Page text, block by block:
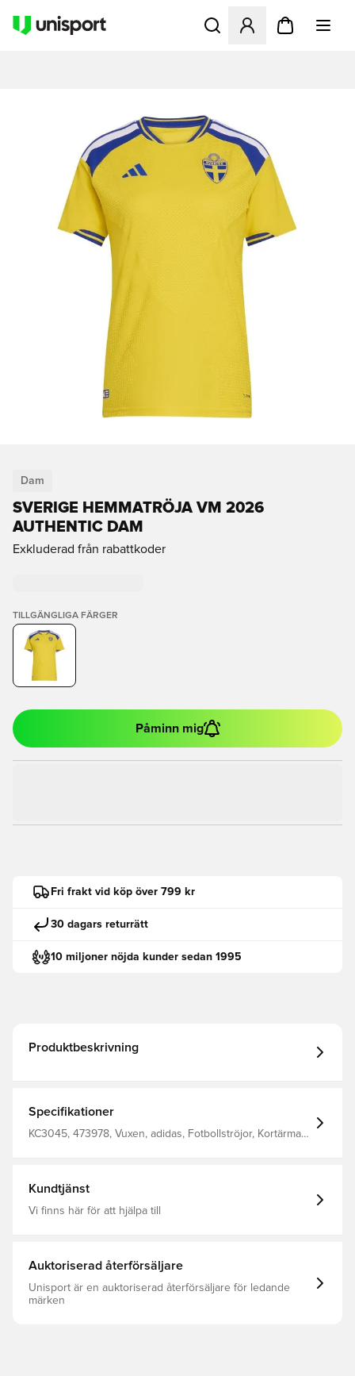
Öppnar en Modal för att
Dam
SVERIGE HEMMATRÖJA VM 2026
AUTHENTIC DAM
Exkluderad från rabattkoder
TILLGÄNGLIGA FÄRGER
Påminn mig
Fri frakt vid köp över 799 kr
30 dagars returrätt
10 miljoner nöjda kunder sedan 1995
Produktbeskrivning
Specifikationer
KC3045, 473978, Vuxen, adidas, Fotbollströjor, Kortärmad,
Kundtjänst
Vi finns här för att hjälpa till
Auktoriserad återförsäljare
Unisport är en auktoriserad återförsäljare för ledande
märken